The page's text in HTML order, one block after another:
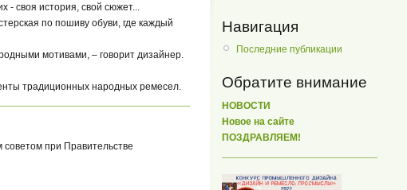
своя история, свой сюжет...
по пошиву обуви, где каждый
мотивами, – говорит дизайнер.
традиционных народных ремесел.
при Правительстве
Навигация
Последние публикации
Обратите внимание
НОВОСТИ
Новое на сайте
ПОЗДРАВЛЯЕМ!